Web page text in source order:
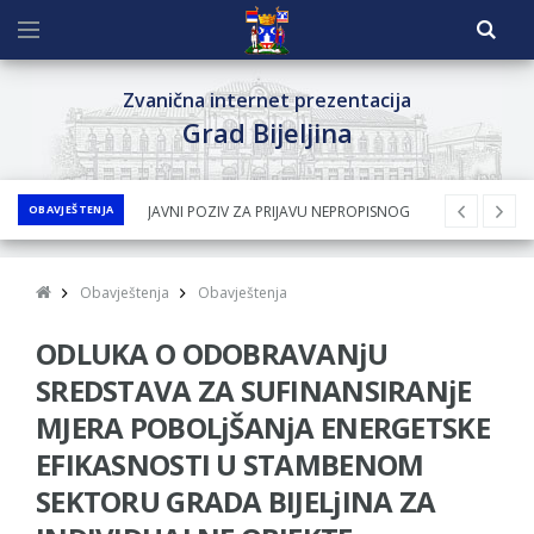
Zvanična internet prezentacija
Grad Bijeljina
OBAVJEŠTENJA
JAVNI POZIV ZA PRIJAVU NEPROPISNOG
ODLAGANjA OTPADA UZ DODJELU
BESPOVRATNIH SREDSTAVA ZA
SUFINANSIRANjE KUPOVINE SEOSKE KUĆE SA
OKUĆNICOM NA TERITORIJI GRADA BIJELjINA
ZA 2026. GODINU
Obavještenje za preduzetnika - Nenad
Nukić
Obavještenja Obavještenja
ODLUKA O ODOBRAVANjU
SREDSTAVA ZA SUFINANSIRANjE
MJERA POBOLjŠANjA ENERGETSKE
EFIKASNOSTI U STAMBENOM
SEKTORU GRADA BIJELjINA ZA